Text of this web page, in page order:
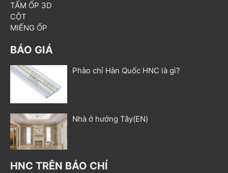
TẤM ỐP 3D
CỘT
MIẾNG ỐP
BÁO GIÁ
Phào chỉ Hàn Quốc HNC là gì?
Nhà ở hướng Tây(EN)
HNC TRÊN BÁO CHÍ